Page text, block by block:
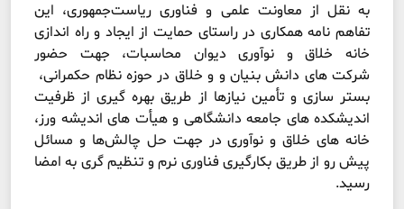
به نقل از معاونت علمی و فناوری ریاست‌جمهوری، این
تفاهم نامه همکاری در راستای حمایت از ایجاد و راه اندازی
خانه خلاق و نوآوری دیوان محاسبات، جهت حضور
شرکت‌ های دانش بنیان و و خلاق در حوزه نظام حکمرانی،
بستر سازی و تأمین نیازها از طریق بهره گیری از ظرفیت
اندیشکده های جامعه دانشگاهی و هیأت های اندیشه ورز،
خانه های خلاق و نوآوری در جهت حل چالش‌ها و مسائل
پیش رو از طریق بکارگیری فناوری نرم و تنظیم گری به امضا
رسید.